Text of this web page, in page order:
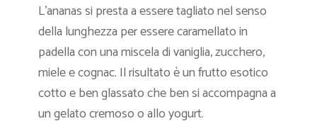
L’ananas si presta a essere tagliato nel senso
della lunghezza per essere caramellato in
padella con una miscela di vaniglia, zucchero,
miele e cognac. Il risultato è un frutto esotico
cotto e ben glassato che ben si accompagna a
un gelato cremoso o allo yogurt.